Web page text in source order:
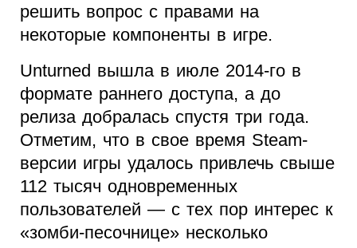
решить вопрос с правами на
некоторые компоненты в игре.
Unturned вышла в июле 2014-го в
формате раннего доступа, а до
релиза добралась спустя три года.
Отметим, что в свое время Steam-
версии игры удалось привлечь свыше
112 тысяч одновременных
пользователей — с тех пор интерес к
«зомби-песочнице» несколько